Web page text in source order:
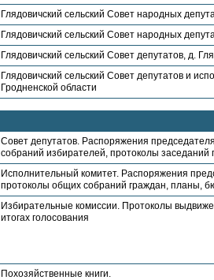
Глядовичский сельский Совет народных
Глядовичский сельский Совет народных
Глядовичский сельский Совет депутатов, д.
Глядовичский сельский Совет депутатов и
Гродненской области
Совет депутатов. Распоряжения
собраний избирателей, протоколы заседаний
Исполнительный комитет. Распоряжения
протоколы общих собраний граждан, планы,
Избирательные комиссии. Протоколы
итогах голосования
Похозяйственные книги.